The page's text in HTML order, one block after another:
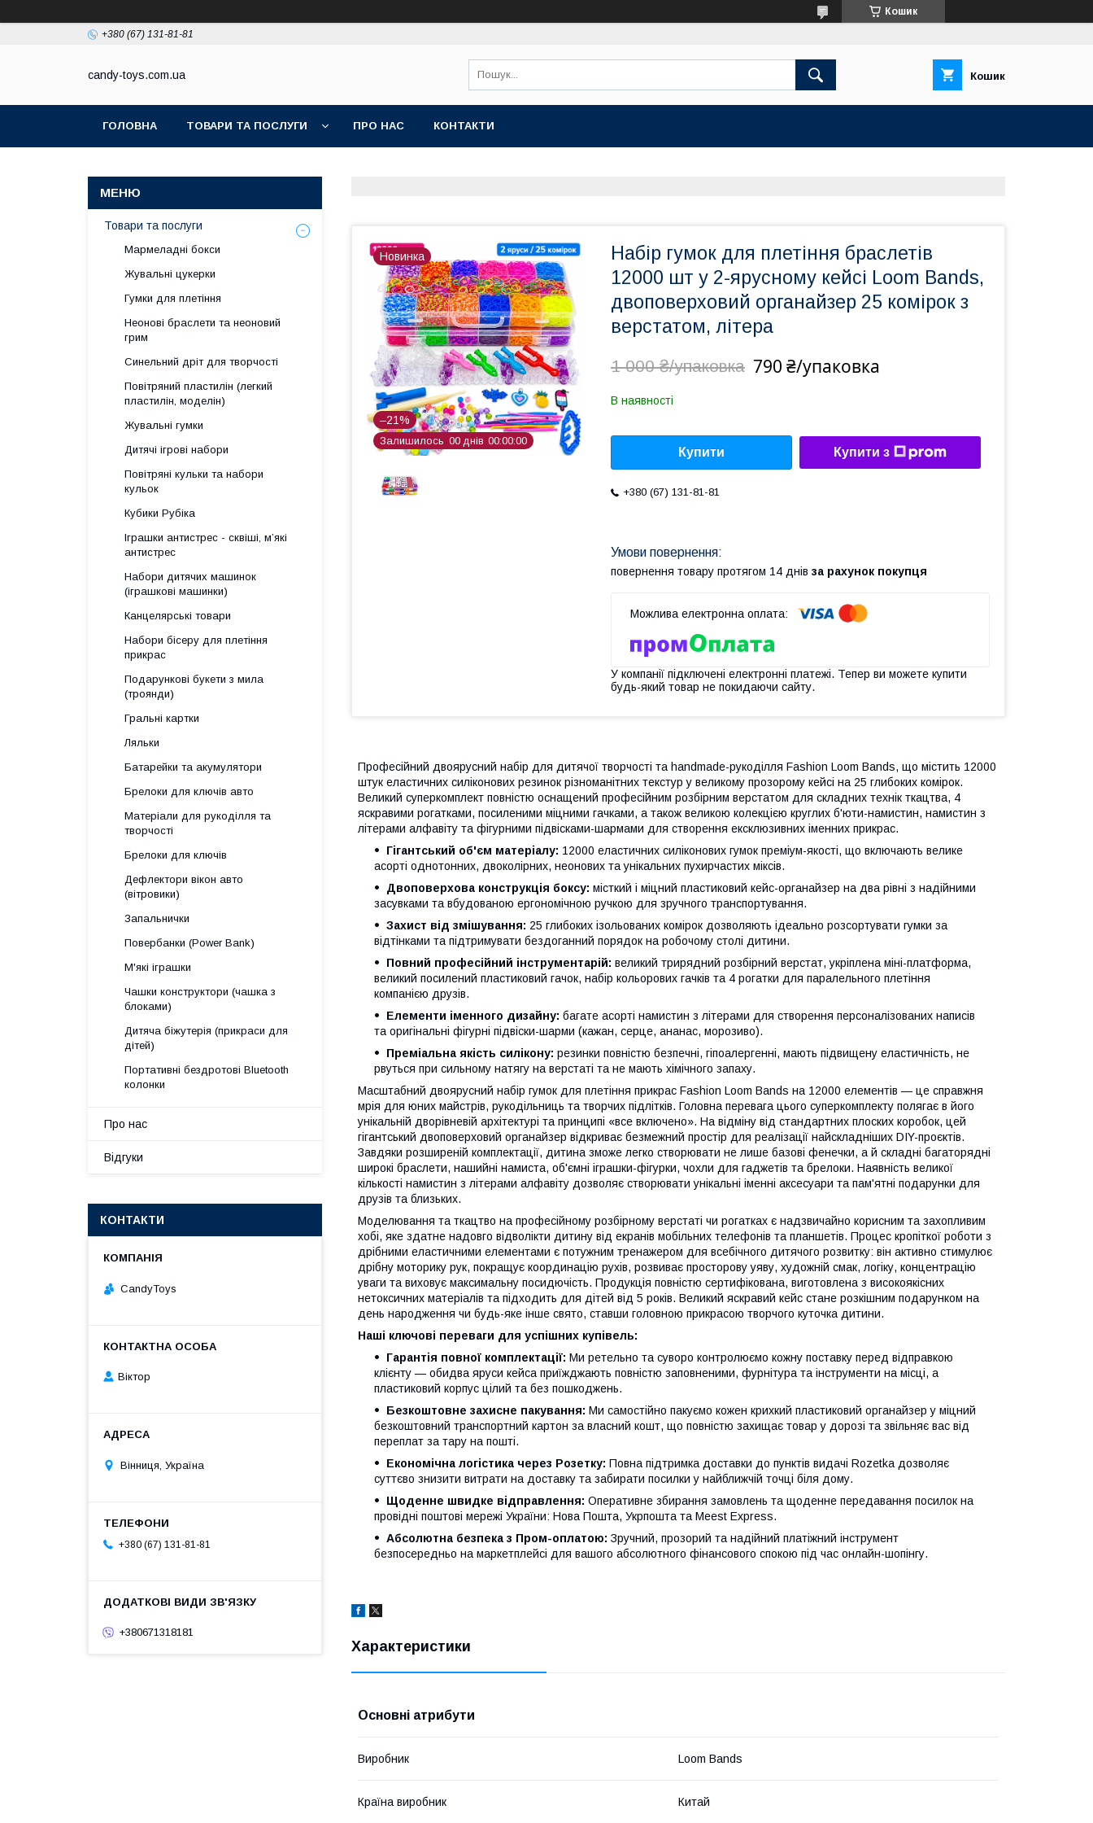
Кошик
+380 (67) 131-81-81
candy-toys.com.ua Кошик
ГОЛОВНА ТОВАРИ ТА ПОСЛУГИ ПРО НАС КОНТАКТИ
Новинка
–21%
Залишилось 00 днів 00 00 00
Набір гумок для плетіння браслетів
12000 шт у 2-ярусному кейсі Loom Bands,
двоповерховий органайзер 25 комірок з
верстатом, літера
1 000 ₴/упаковка 790 ₴/упаковка
В наявності
Купити Купити з
+380 (67) 131-81-81
повернення товару протягом 14 днів за рахунок покупця
У компанії підключені електронні платежі. Тепер ви можете купити
будь-який товар не покидаючи сайту.
Професійний двоярусний набір для дитячої творчості та handmade-рукоділля Fashion Loom Bands, що містить 12000
штук еластичних силіконових резинок різноманітних текстур у великому прозорому кейсі на 25 глибоких комірок.
Великий суперкомплект повністю оснащений професійним розбірним верстатом для складних технік ткацтва, 4
яскравими рогатками, посиленими міцними гачками, а також великою колекцією круглих б'юти-намистин, намистин з
літерами алфавіту та фігурними підвісками-шармами для створення ексклюзивних іменних прикрас.
Гігантський об'єм матеріалу: 12000 еластичних силіконових гумок преміум-якості, що включають велике
асорті однотонних, двоколірних, неонових та унікальних пухирчастих міксів.
Двоповерхова конструкція боксу: місткий і міцний пластиковий кейс-органайзер на два рівні з надійними
засувками та вбудованою ергономічною ручкою для зручного транспортування.
Захист від змішування: 25 глибоких ізольованих комірок дозволяють ідеально розсортувати гумки за
відтінками та підтримувати бездоганний порядок на робочому столі дитини.
Повний професійний інструментарій: великий трирядний розбірний верстат, укріплена міні-платформа,
великий посилений пластиковий гачок, набір кольорових гачків та 4 рогатки для паралельного плетіння
компанією друзів.
Елементи іменного дизайну: багате асорті намистин з літерами для створення персоналізованих написів
та оригінальні фігурні підвіски-шарми (кажан, серце, ананас, морозиво).
Преміальна якість силікону: резинки повністю безпечні, гіпоалергенні, мають підвищену еластичність, не
рвуться при сильному натягу на верстаті та не мають хімічного запаху.
Масштабний двоярусний набір гумок для плетіння прикрас Fashion Loom Bands на 12000 елементів — це справжня
мрія для юних майстрів, рукодільниць та творчих підлітків. Головна перевага цього суперкомплекту полягає в його
унікальній дворівневій архітектурі та принципі «все включено». На відміну від стандартних плоских коробок, цей
гігантський двоповерховий органайзер відкриває безмежний простір для реалізації найскладніших DIY-проєктів.
Завдяки розширеній комплектації, дитина зможе легко створювати не лише базові фенечки, а й складні багаторядні
широкі браслети, нашийні намиста, об'ємні іграшки-фігурки, чохли для гаджетів та брелоки. Наявність великої
кількості намистин з літерами алфавіту дозволяє створювати унікальні іменні аксесуари та пам'ятні подарунки для
друзів та близьких.
Моделювання та ткацтво на професійному розбірному верстаті чи рогатках є надзвичайно корисним та захопливим
хобі, яке здатне надовго відволікти дитину від екранів мобільних телефонів та планшетів. Процес кропіткої роботи з
дрібними еластичними елементами є потужним тренажером для всебічного дитячого розвитку: він активно стимулює
дрібну моторику рук, покращує координацію рухів, розвиває просторову уяву, художній смак, логіку, концентрацію
уваги та виховує максимальну посидючість. Продукція повністю сертифікована, виготовлена з високоякісних
нетоксичних матеріалів та підходить для дітей від 5 років. Великий яскравий кейс стане розкішним подарунком на
день народження чи будь-яке інше свято, ставши головною прикрасою творчого куточка дитини.
Наші ключові переваги для успішних купівель:
Гарантія повної комплектації: Ми ретельно та суворо контролюємо кожну поставку перед відправкою
клієнту — обидва яруси кейса приїжджають повністю заповненими, фурнітура та інструменти на місці, а
пластиковий корпус цілий та без пошкоджень.
Безкоштовне захисне пакування: Ми самостійно пакуємо кожен крихкий пластиковий органайзер у міцний
безкоштовний транспортний картон за власний кошт, що повністю захищає товар у дорозі та звільняє вас від
переплат за тару на пошті.
Економічна логістика через Розетку: Повна підтримка доставки до пунктів видачі Rozetka дозволяє
суттєво знизити витрати на доставку та забирати посилки у найближчій точці біля дому.
Щоденне швидке відправлення: Оперативне збирання замовлень та щоденне передавання посилок на
провідні поштові мережі України: Нова Пошта, Укрпошта та Meest Express.
Абсолютна безпека з Пром-оплатою: Зручний, прозорий та надійний платіжний інструмент
безпосередньо на маркетплейсі для вашого абсолютного фінансового спокою під час онлайн-шопінгу.
Характеристики
Основні атрибути
Виробник Loom Bands
Країна виробник Китай
Товари та послуги
Мармеладні бокси
Жувальні цукерки
Гумки для плетіння
Неонові браслети та неоновий
грим
Синельний дріт для творчості
Повітряний пластилін (легкий
пластилін, моделін)
Жувальні гумки
Дитячі ігрові набори
Повітряні кульки та набори
кульок
Кубики Рубіка
Іграшки антистрес - сквіші, м’які
антистрес
Набори дитячих машинок
(іграшкові машинки)
Канцелярські товари
Набори бісеру для плетіння
прикрас
Подарункові букети з мила
(троянди)
Гральні картки
Ляльки
Батарейки та акумулятори
Брелоки для ключів авто
Матеріали для рукоділля та
творчості
Брелоки для ключів
Дефлектори вікон авто
(вітровики)
Запальнички
Повербанки (Power Bank)
М'які іграшки
Чашки конструктори (чашка з
блоками)
Дитяча біжутерія (прикраси для
дітей)
Портативні бездротові Bluetooth
колонки
Про нас
Відгуки
КОНТАКТИ
CandyToys
Віктор
Вінниця, Україна
+380 (67) 131-81-81
+380671318181